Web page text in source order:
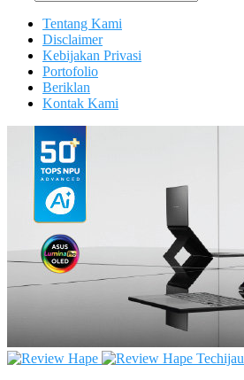
Tentang Kami
Disclaimer
Kebijakan Privasi
Portofolio
Beriklan
Kontak Kami
Techijau